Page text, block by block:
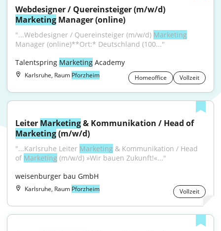
Marketing Manager (online)
"...Webdesigner / Quereinsteiger (m/w/d) Marketing
Manager (online)**Ort:* Deutschland (100..."
Talentspring Marketing Academy
Karlsruhe, Raum Pforzheim Homeoffice Vollzeit
Leiter Marketing
& Kommunikation / Head of
Marketing (m/w/d)
"...Karlsruhe Leiter Marketing & Kommunikation / Head
of Marketing (m/w/d) »Wir bauen Zukunft!«..."
weisenburger bau GmbH
Karlsruhe, Raum Pforzheim Vollzeit